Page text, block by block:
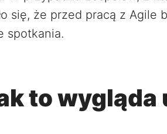
się, że przed pracą z Agile
spotkania.
to wygląda